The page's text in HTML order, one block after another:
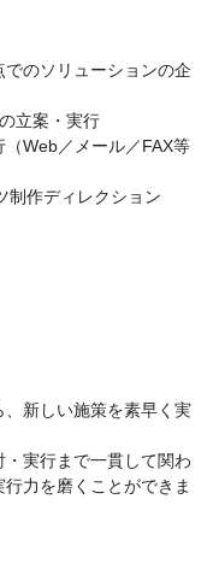
のソリューションの企
立案・実行
Web／メール／FAX等
制作ディレクション
新しい施策を素早く実
実行まで一貫して関わ
力を磨くことができま